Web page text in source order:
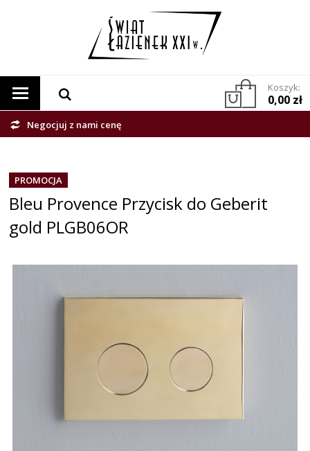
Koszyk:
0,00 zł
Negocjuj z nami cenę
PROMOCJA
Bleu Provence Przycisk do Geberit
gold PLGB06OR